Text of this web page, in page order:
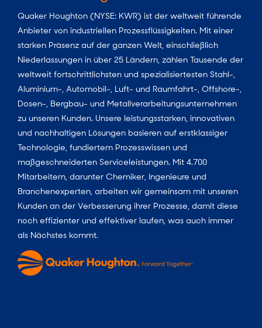
Quaker Houghton (NYSE: KWR) ist der weltweit führende
Anbieter von industriellen Prozessflüssigkeiten. Mit einer
starken Präsenz auf der ganzen Welt, einschließlich
Niederlassungen in über 25 Ländern, zählen Tausende der
weltweit fortschrittlichsten und spezialisiertesten Stahl-,
Aluminium-, Automobil-, Luft- und Raumfahrt-, Offshore-,
Dosen-, Bergbau- und Metallverarbeitungsunternehmen
zu unseren Kunden. Unsere leistungsstarken, innovativen
und nachhaltigen Lösungen basieren auf erstklassiger
Technologie, fundiertem Prozesswissen und
maßgeschneiderten Serviceleistungen. Mit 4.700
Mitarbeitern, darunter Chemiker, Ingenieure und
Branchenexperten, arbeiten wir gemeinsam mit unseren
Kunden an der Verbesserung ihrer Prozesse, damit diese
noch effizienter und effektiver laufen, was auch immer
als Nächstes kommt.